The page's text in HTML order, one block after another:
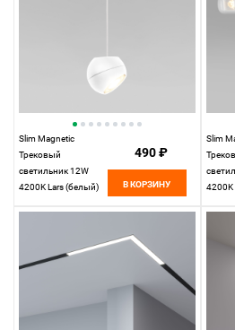
Slim Magnetic
Трековый
светильник 12W
4200K Lars (белый)
490 ₽
В КОРЗИНУ
Slim
4200K